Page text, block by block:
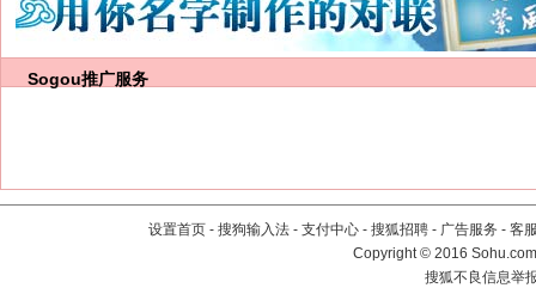
Sogou推广服务
设置首页 - 搜狗输入法 - 支付中心 - 搜狐招聘 - 广告服务 - 客
Copyright©2016
搜狐不良信息举